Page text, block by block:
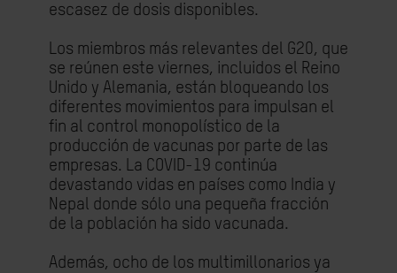
escasez de dosis disponibles.
Los miembros más relevantes del G20, que
se reúnen este viernes, incluidos el Reino
Unido y Alemania, están bloqueando los
diferentes movimientos para impulsan el
fin al control monopolístico de la
producción de vacunas por parte de las
empresas. La COVID-19 continúa
devastando vidas en países como India y
Nepal donde sólo una pequeña fracción
de la población ha sido vacunada.
Además, ocho de los multimillonarios ya